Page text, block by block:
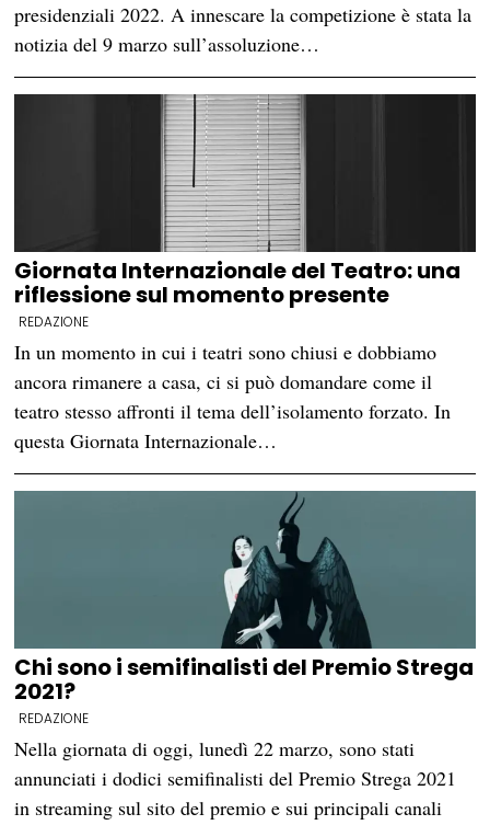
presidenziali 2022. A innescare la competizione è stata la
notizia del 9 marzo sull’assoluzione…
Giornata Internazionale del Teatro: una
riflessione sul momento presente
REDAZIONE
In un momento in cui i teatri sono chiusi e dobbiamo
ancora rimanere a casa, ci si può domandare come il
teatro stesso affronti il tema dell’isolamento forzato. In
questa Giornata Internazionale…
Chi sono i semifinalisti del Premio Strega
2021?
REDAZIONE
Nella giornata di oggi, lunedì 22 marzo, sono stati
annunciati i dodici semifinalisti del Premio Strega 2021
in streaming sul sito del premio e sui principali canali